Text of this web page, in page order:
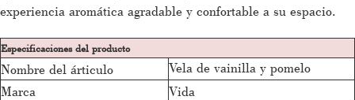
experiencia aromática agradable y confortable a su espacio.
Especificaciones del producto
Nombre del árticulo
Vela de vainilla y pomelo
Marca
Vida